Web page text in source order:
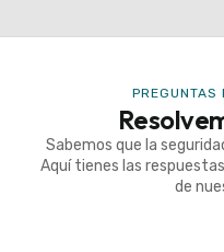
PREGUNTAS
Sabemos que la
Aquí tienes las
de